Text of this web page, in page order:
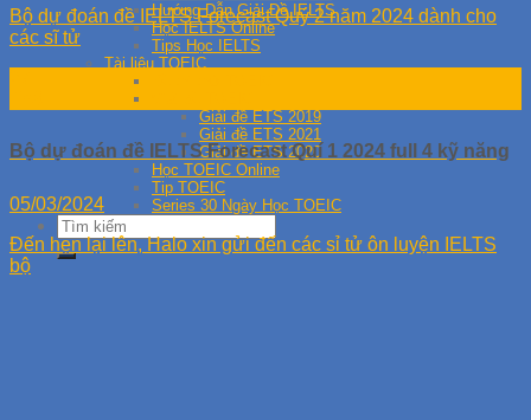
Hướng Dẫn Giải Đề IELTS
Học IELTS Online
Tips Học IELTS
Tài liệu TOEIC
Giải đề ETS 2019
Giải đề ETS 2021
Giải đề ETS 2020
Học TOEIC Online
Tip TOEIC
Series 30 Ngày Học TOEIC
Bộ dự đoán đề IELTS Forecast Quý 2 năm 2024 dành cho
các sĩ tử
Bộ dự đoán đề IELTS Forecast Quí 1 2024 full 4 kỹ năng
05/03/2024
Đến hẹn lại lên, Halo xin gửi đến các sỉ tử ôn luyện IELTS
bộ